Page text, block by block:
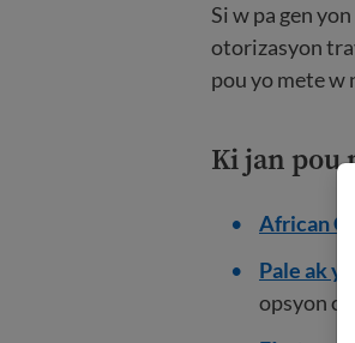
Si w pa gen
otorizasyon
pou yo mete w
Ki jan pou
African
Pale ak
opsyon